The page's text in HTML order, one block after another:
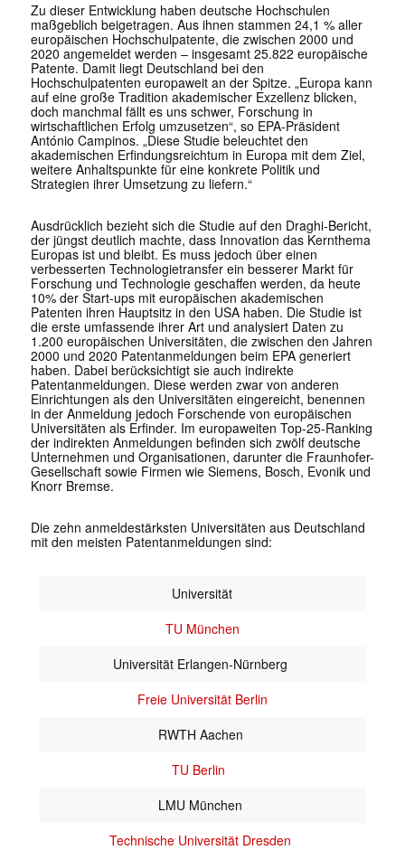
Zu dieser Entwicklung haben deutsche Hochschulen
maßgeblich beigetragen. Aus ihnen stammen 24,1 % aller
europäischen Hochschulpatente, die zwischen 2000 und
2020 angemeldet werden – insgesamt 25.822 europäische
Patente. Damit liegt Deutschland bei den
Hochschulpatenten europaweit an der Spitze. „Europa kann
auf eine große Tradition akademischer Exzellenz blicken,
doch manchmal fällt es uns schwer, Forschung in
wirtschaftlichen Erfolg umzusetzen“, so EPA-Präsident
António Campinos. „Diese Studie beleuchtet den
akademischen Erfindungsreichtum in Europa mit dem Ziel,
weitere Anhaltspunkte für eine konkrete Politik und
Strategien ihrer Umsetzung zu liefern.“
Ausdrücklich bezieht sich die Studie auf den Draghi-Bericht,
der jüngst deutlich machte, dass Innovation das Kernthema
Europas ist und bleibt. Es muss jedoch über einen
verbesserten Technologietransfer ein besserer Markt für
Forschung und Technologie geschaffen werden, da heute
10% der Start-ups mit europäischen akademischen
Patenten ihren Hauptsitz in den USA haben. Die Studie ist
die erste umfassende ihrer Art und analysiert Daten zu
1.200 europäischen Universitäten, die zwischen den Jahren
2000 und 2020 Patentanmeldungen beim EPA generiert
haben. Dabei berücksichtigt sie auch indirekte
Patentanmeldungen. Diese werden zwar von anderen
Einrichtungen als den Universitäten eingereicht, benennen
in der Anmeldung jedoch Forschende von europäischen
Universitäten als Erfinder. Im europaweiten Top-25-Ranking
der indirekten Anmeldungen befinden sich zwölf deutsche
Unternehmen und Organisationen, darunter die Fraunhofer-
Gesellschaft sowie Firmen wie Siemens, Bosch, Evonik und
Knorr Bremse.
Die zehn anmeldestärksten Universitäten aus Deutschland
mit den meisten Patentanmeldungen sind:
Universität
TU München
Universität Erlangen-Nürnberg
Freie Universität Berlin
RWTH Aachen
TU Berlin
LMU München
Technische Universität Dresden